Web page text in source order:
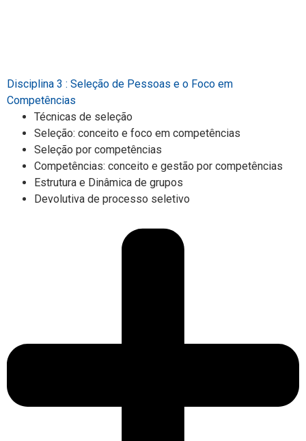
Disciplina 3 : Seleção de Pessoas e o Foco em
Competências
Técnicas de seleção
Seleção: conceito e foco em competências
Seleção por competências
Competências: conceito e gestão por competências
Estrutura e Dinâmica de grupos
Devolutiva de processo seletivo